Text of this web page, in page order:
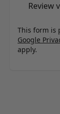
Review
This form is
Google
apply.